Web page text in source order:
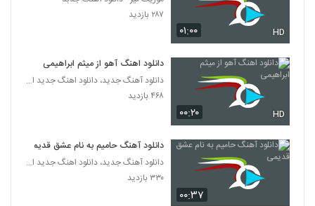
آهنگ محمد نیکو بنام وقتی با من هستی
5313
آهنگ ایرانی اصل از ماکان بند(پاپ)
امین رفیعی آهنگ آخر هفته
Cheshmaye To)
۳۱۵ بازدید
۰۱:۰۰ HD
۲۸۷ بازدید
۰۰:۲۰ HD
دانلود اهنگ آهو از میثم ابراهیمی
دانلود آهنگ جدید، دانلود اهنگ جدید ایرانی
۴۶۸ بازدید
۰۰:۳۷
دانلود آهنگ حامیم به نام عشق قدیمی
دانلود آهنگ جدید، دانلود اهنگ جدید ایرانی
۳۳۰ بازدید